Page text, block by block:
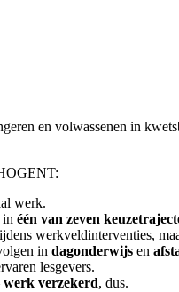
en volwassenen in
werk.
in één van zeven
werkveldinterventies,
in dagonderwijs en
lesgevers.
werk verzekerd, dus.